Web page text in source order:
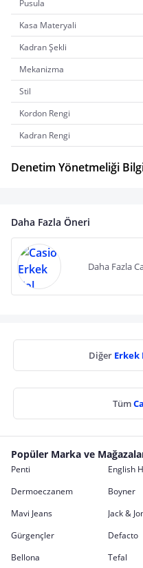
Pusula
Kasa Materyali
Kadran Şekli
Mekanizma
Stil
Kordon Rengi
Kadran Rengi
Denetim Yönetmeliği
Daha Fazla Öneri
Daha Fazla
Diğer Erkek
Tüm
Popüler Marka ve
Penti English
Dermoeczanem
Boyner
Mavi Jeans
Jack &
Gürgençler
Defacto
Bellona
Tefal